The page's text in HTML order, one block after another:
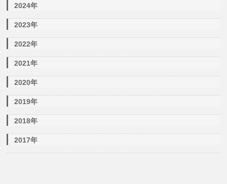
2024年
2023年
2022年
2021年
2020年
2019年
2018年
2017年